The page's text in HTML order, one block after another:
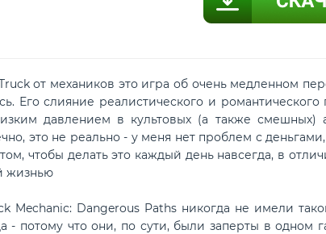
от механиков это игра об очень медленном
Его слияние реалистического и
давлением в культовых (а также смешных)
это не реально - у меня нет проблем с
чтобы делать это каждый день навсегда, в
жизнью
Dangerous Paths никогда не имели
- потому что они, по сути, были заперты в одном